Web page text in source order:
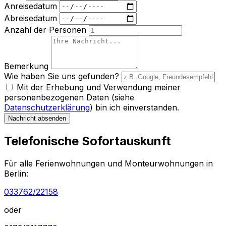
Anreisedatum
Abreisedatum
Anzahl der Personen
Bemerkung
Wie haben Sie uns gefunden?
Mit der Erhebung und Verwendung meiner
personenbezogenen Daten (siehe
Datenschutzerklärung) bin ich einverstanden.
Nachricht absenden
Telefonische Sofortauskunft
Für alle Ferienwohnungen und Monteurwohnungen in
Berlin:
033762/22158
oder